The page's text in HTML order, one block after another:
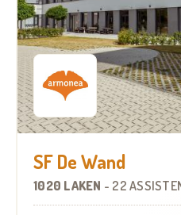
SF De Wand
1020 LAKEN - 22